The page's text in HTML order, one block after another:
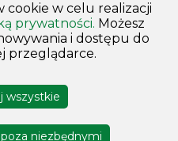
1A
Mały
Majster. Wszelkie prawa
cookie w celu realizacji
prywatności. Możesz
i dostępu do
przeglądarce.
wszystkie
niezbędnymi